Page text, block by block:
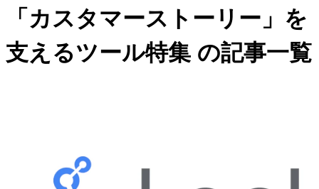
「カスタマーストーリー」を
支えるツール特集 の記事一覧